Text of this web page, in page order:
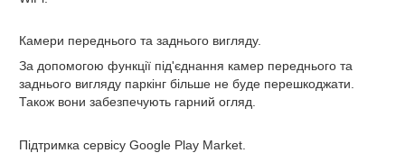
Камери переднього та заднього вигляду.
За допомогою функції під'єднання камер переднього та
заднього вигляду паркінг більше не буде перешкоджати.
Також вони забезпечують гарний огляд.
Підтримка сервісу Google Play Market.